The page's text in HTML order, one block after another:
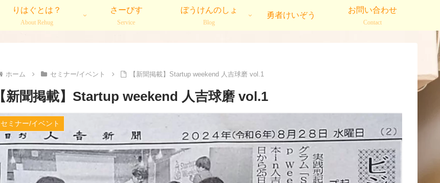
りはぐとは？
About Rehug
さーびす
Service
ぼうけんのしょ
Blog
勇者けいぞう
お問い合わせ
Contact
ホーム セミナー/イベント 【新聞掲載】Startup weekend 人吉球磨 vol.1
【新聞掲載】Startup weekend 人吉球磨 vol.1
セミナー/イベント